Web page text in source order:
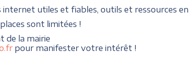
internet utiles et fiables, outils et ressources en
sont limitées !
de la mairie
pour manifester votre intérêt !